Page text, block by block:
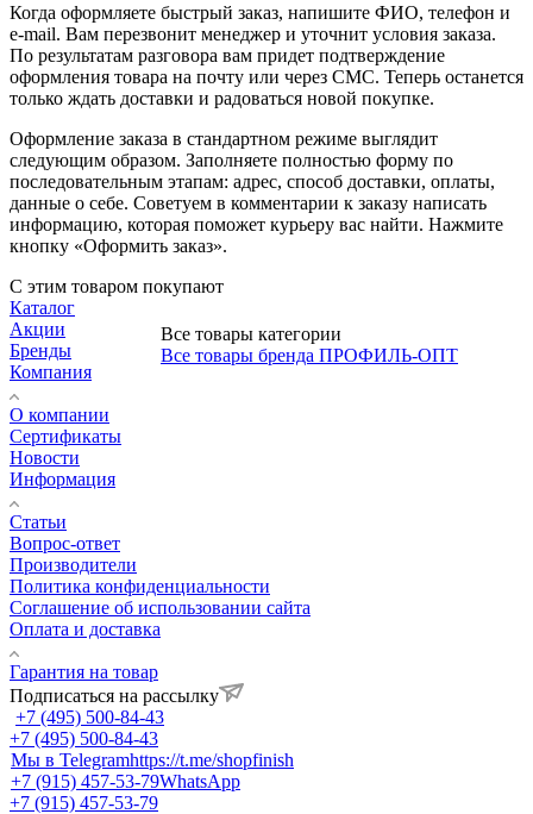
Когда оформляете быстрый заказ, напишите ФИО, телефон и
e-mail. Вам перезвонит менеджер и уточнит условия заказа.
По результатам разговора вам придет подтверждение
оформления товара на почту или через СМС. Теперь останется
только ждать доставки и радоваться новой покупке.
Оформление заказа в стандартном режиме выглядит
следующим образом. Заполняете полностью форму по
последовательным этапам: адрес, способ доставки, оплаты,
данные о себе. Советуем в комментарии к заказу написать
информацию, которая поможет курьеру вас найти. Нажмите
кнопку «Оформить заказ».
С этим товаром покупают
Все товары категории
Все товары бренда ПРОФИЛЬ-ОПТ
Каталог
Акции
Бренды
Компания
О компании
Сертификаты
Новости
Информация
Статьи
Вопрос-ответ
Производители
Политика конфиденциальности
Соглашение об использовании сайта
Оплата и доставка
Гарантия на товар
Подписаться на рассылку
+7 (495) 500-84-43
+7 (495) 500-84-43
Мы в Telegramhttps://t.me/shopfinish
+7 (915) 457-53-79WhatsApp
+7 (915) 457-53-79